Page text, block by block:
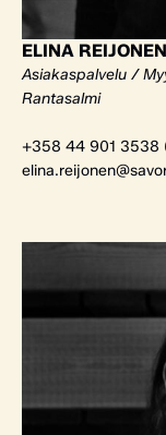
ELINA REIJONEN
Asiakaspalvelu /
Rantasalmi
+358 44 901 3538